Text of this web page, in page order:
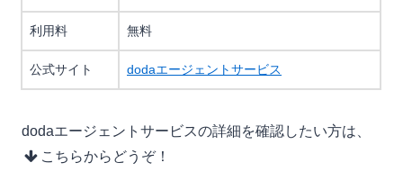
利用料 無料
公式サイト dodaエージェントサービス
dodaエージェントサービスの詳細を確認したい方は、
こちらからどうぞ！